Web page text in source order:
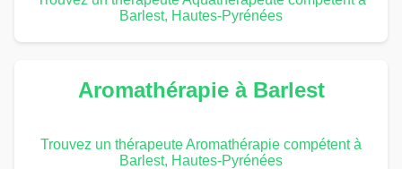
Barlest, Hautes-Pyrénées
Aromathérapie à Barlest
Trouvez un thérapeute Aromathérapie compétent à
Barlest, Hautes-Pyrénées